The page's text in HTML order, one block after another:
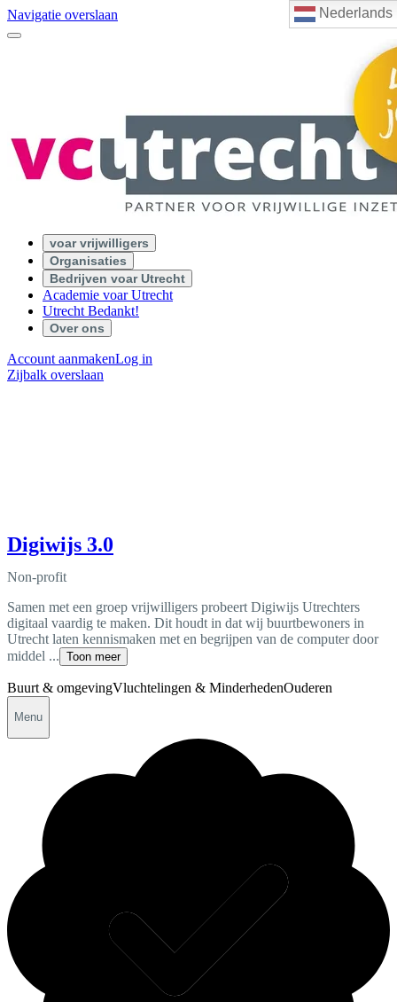
Nederlands
Navigatie overslaan
voar vrijwilligers
Organisaties
Bedrijven voar Utrecht
Academie voar Utrecht
Utrecht Bedankt!
Over ons
Account aanmakenLog in
Zijbalk overslaan
Digiwijs 3.0
Non-profit
Samen met een groep vrijwilligers probeert Digiwijs Utrechters
digitaal vaardig te maken. Dit houdt in dat wij buurtbewoners in
Utrecht laten kennismaken met en begrijpen van de computer door
middel ... Toon meer
Buurt & omgevingVluchtelingen & MinderhedenOuderen
Menu